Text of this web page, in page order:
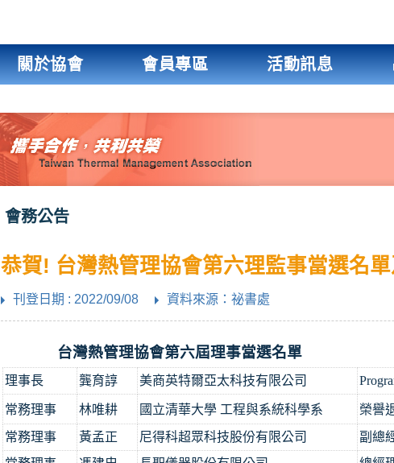
關於協會 會員專區 活動訊息
會務公告
恭賀! 台灣熱管理協會第六理監事當選名
刊登日期 : 2022/09/08 資料來源：祕書處
台灣熱管理協會第六屆理事當選名單
理事長 龔育諄 美商英特爾亞太科技有限公司
常務理事 林唯耕 國立清華大學 工程與系統科學系
榮譽
常務理事
黃孟正 尼得科超眾科技股份有限公司
副總